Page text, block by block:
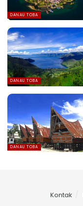
DANAU TOBA
DANAU TOBA
DANAU TOBA
Kontak